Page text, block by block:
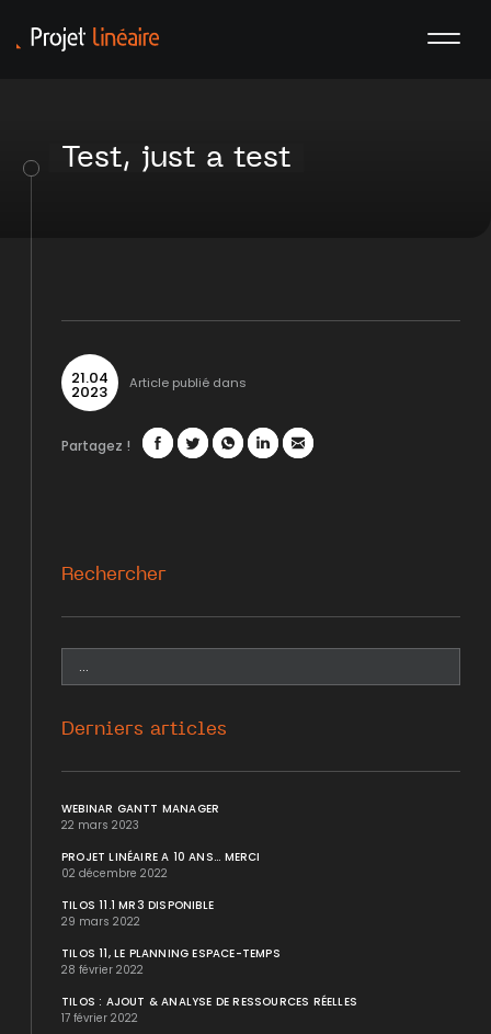
Test, just a test
21.04
2023 Article publié dans
Partagez !
Rechercher
Derniers articles
WEBINAR GANTT MANAGER
22 mars 2023
PROJET LINÉAIRE A 10 ANS... MERCI
02 décembre 2022
TILOS 11.1 MR3 DISPONIBLE
29 mars 2022
TILOS 11, LE PLANNING ESPACE-TEMPS
28 février 2022
TILOS : AJOUT & ANALYSE DE RESSOURCES RÉELLES
17 février 2022